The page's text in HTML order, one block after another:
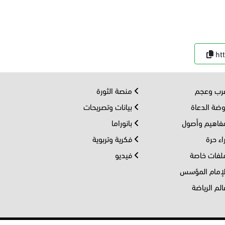
وعجم
الدعاة
وأصول
حرة
خاصة
المؤسس
الرياضة
منصة الثورة
بيانات وتصريحات
بانوراما
فكرية وتربوية
فيديو